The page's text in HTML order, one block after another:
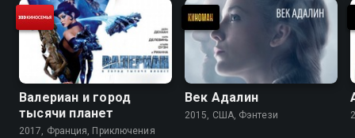
Валериан и город
тысячи планет
2017, Франция, Приключения
Век Адалин
2015, США, Фэнтези